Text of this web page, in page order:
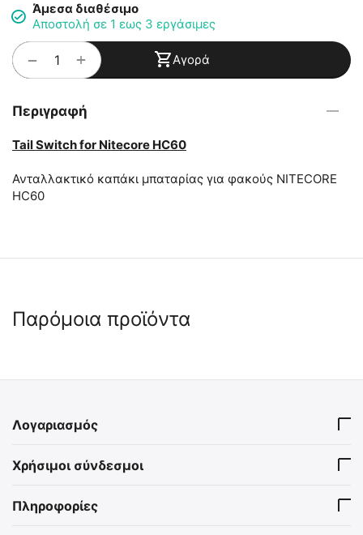
Άμεσα διαθέσιμο
Αποστολή σε 1 εως 3 εργάσιμες
+
− Αγορά
Περιγραφή
Tail Switch for Nitecore HC60
Ανταλλακτικό καπάκι μπαταρίας για φακούς NITECORE
HC60
Παρόμοια προϊόντα
Tail cap Nitecore MH12V2,
Οπίσθιος διακόπτης
Άμεσα διαθέσιμο
Λογαριασμός
Χρήσιμοι σύνδεσμοι
Πληροφορίες